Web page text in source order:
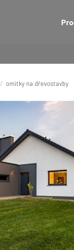
/ omítky na dřevostavby